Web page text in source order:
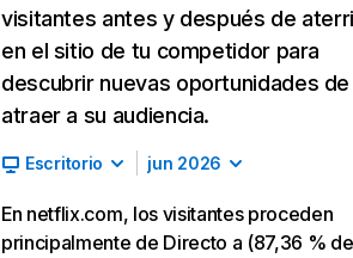
visitantes antes y después de
en el sitio de tu competidor para
descubrir nuevas oportunidades de
atraer a su audiencia.
Escritorio jun 2026
En netflix.com, los visitantes proceden
principalmente de Directo a (87,36 % de